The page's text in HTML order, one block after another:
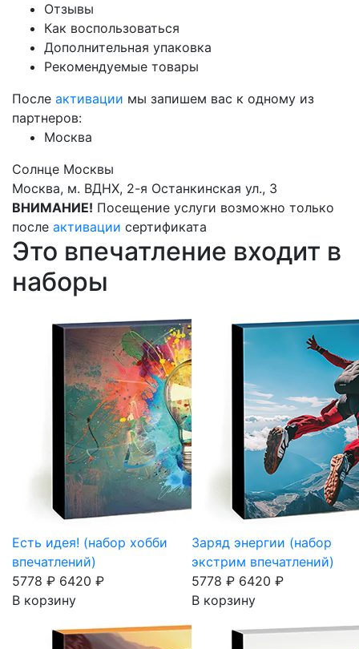
Отзывы
Как воспользоваться
Дополнительная упаковка
Рекомендуемые товары
После активации мы запишем вас к одному из
партнеров:
Москва
Солнце Москвы
Москва, м. ВДНХ, 2-я Останкинская ул., 3
ВНИМАНИЕ! Посещение услуги возможно только
после активации сертификата
Это впечатление входит в
наборы
Есть идея! (набор хобби
впечатлений)
5778 ₽ 6420 ₽
В корзину
Заряд энергии (набор
экстрим впечатлений)
5778 ₽ 6420 ₽
В корзину